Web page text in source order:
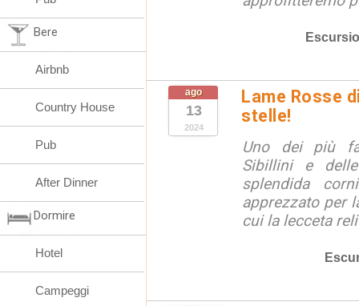
ago
13
2024
Lame Rosse
stelle!
Uno dei più
Sibillini e
splendida
apprezzato per
cui la lecceta
Bere
Airbnb
Country House
Pub
After Dinner
Dormire
Hotel
Campeggi